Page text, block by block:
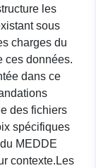
les
sous
charges du
ces données.
dans ce
des fichiers
spécifiques
MEDDE
contexte.Les